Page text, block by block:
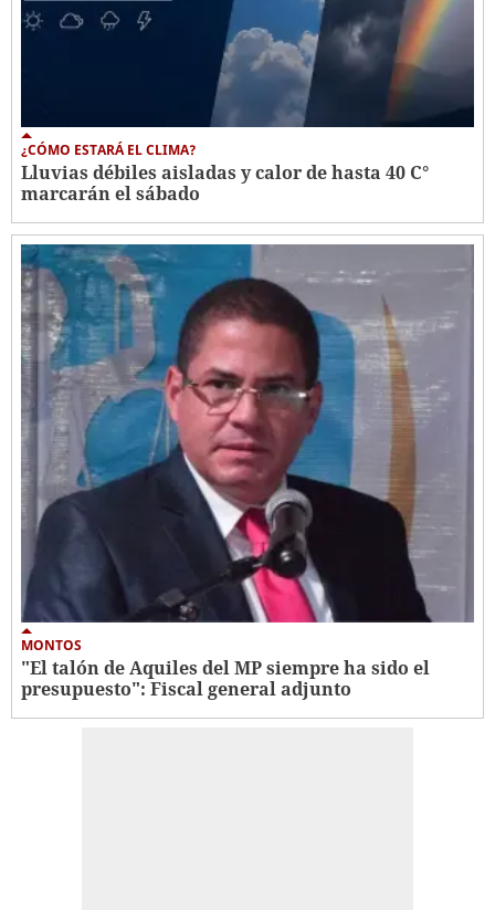
¿CÓMO ESTARÁ EL CLIMA?
Lluvias débiles aisladas y calor de hasta 40 C°
marcarán el sábado
MONTOS
"El talón de Aquiles del MP siempre ha sido el
presupuesto": Fiscal general adjunto